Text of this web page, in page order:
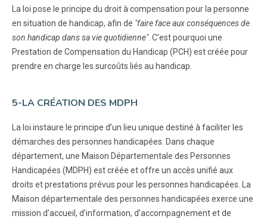
La loi pose le principe du droit à compensation pour la personne
en situation de handicap, afin de "faire face aux conséquences de
son handicap dans sa vie quotidienne". C’est pourquoi une
Prestation de Compensation du Handicap (PCH) est créée pour
prendre en charge les surcoûts liés au handicap.
5-LA CRÉATION DES MDPH
La loi instaure le principe d’un lieu unique destiné à faciliter les
démarches des personnes handicapées. Dans chaque
département, une Maison Départementale des Personnes
Handicapées (MDPH) est créée et offre un accès unifié aux
droits et prestations prévus pour les personnes handicapées. La
Maison départementale des personnes handicapées exerce une
mission d’accueil, d’information, d’accompagnement et de